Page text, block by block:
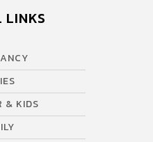
LINKS
& KIDS